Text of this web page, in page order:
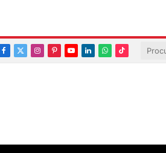
Facebook
X
Instagram
PinterestYouTubeLinkedInWhatsapp
TikTok